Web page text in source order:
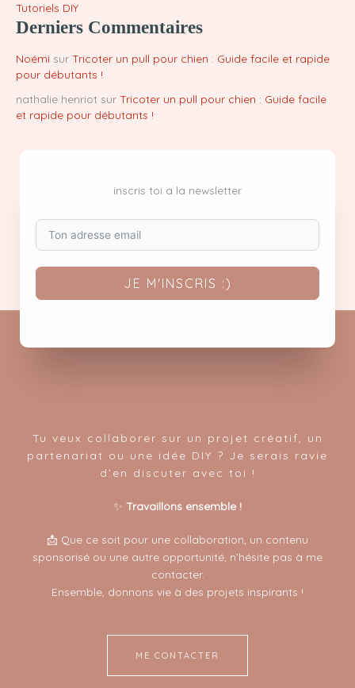
Tutoriels DIY
Derniers Commentaires
Noémi sur Tricoter un pull pour chien : Guide facile et rapide
pour débutants !
nathalie henriot sur Tricoter un pull pour chien : Guide facile
et rapide pour débutants !
inscris toi a la newsletter
JE M'INSCRIS :)
Tu veux collaborer sur un projet créatif, un
partenariat ou une idée DIY ? Je serais ravie
d’en discuter avec toi !
✨ Travaillons ensemble !
📩 Que ce soit pour une collaboration, un contenu
sponsorisé ou une autre opportunité, n’hésite pas à me
contacter.
Ensemble, donnons vie à des projets inspirants !
ME CONTACTER